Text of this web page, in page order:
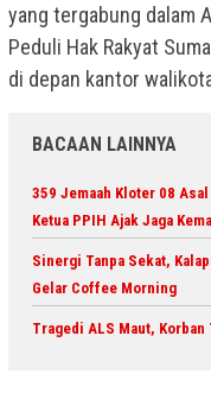
yang tergabung dalam
Peduli Hak Rakyat
di depan kantor
BACAAN LAINNYA
359 Jemaah Kloter 08
Ketua PPIH Ajak Jaga
Sinergi Tanpa Sekat,
Gelar Coffee Morning
Tragedi ALS Maut, Korban